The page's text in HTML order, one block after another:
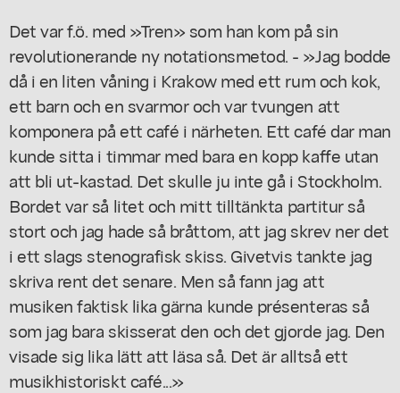
Det var f.ö. med »Tren» som han kom på sin
revolutionerande ny notationsmetod. - »Jag bodde
då i en liten våning i Krakow med ett rum och kok,
ett barn och en svarmor och var tvungen att
komponera på ett café i närheten. Ett café dar man
kunde sitta i timmar med bara en kopp kaffe utan
att bli ut-kastad. Det skulle ju inte gå i Stockholm.
Bordet var så litet och mitt tilltänkta partitur så
stort och jag hade så bråttom, att jag skrev ner det
i ett slags stenografisk skiss. Givetvis tankte jag
skriva rent det senare. Men så fann jag att
musiken faktisk lika gärna kunde présenteras så
som jag bara skisserat den och det gjorde jag. Den
visade sig lika lätt att läsa så. Det är alltså ett
musikhistoriskt café...»